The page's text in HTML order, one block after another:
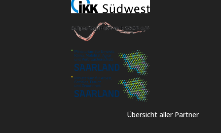
Übersicht aller Partner